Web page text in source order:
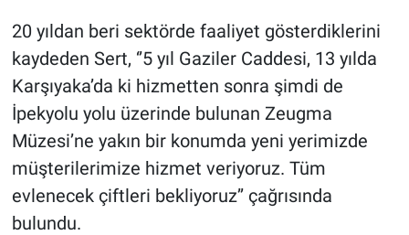
20 yıldan beri sektörde faaliyet gösterdiklerini
kaydeden Sert, ‘’5 yıl Gaziler Caddesi, 13 yılda
Karşıyaka’da ki hizmetten sonra şimdi de
İpekyolu yolu üzerinde bulunan Zeugma
Müzesi’ne yakın bir konumda yeni yerimizde
müşterilerimize hizmet veriyoruz. Tüm
evlenecek çiftleri bekliyoruz’’ çağrısında
bulundu.